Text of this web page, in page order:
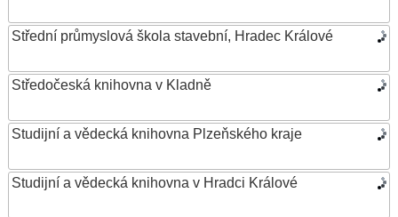
Střední průmyslová škola stavební, Hradec Králové
Středočeská knihovna v Kladně
Studijní a vědecká knihovna Plzeňského kraje
Studijní a vědecká knihovna v Hradci Králové